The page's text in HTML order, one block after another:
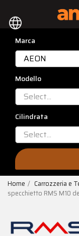
language
Marca
AEON
Modello
Select...
Cilindrata
Select...
Home Carrozzeria e
specchietto RMS M10